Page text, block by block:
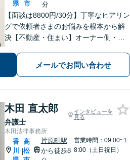
県 市 分
【面談は8800円/30分】丁寧なヒアリン
グで依頼者さまのお悩みを根本から解
決【不動産・住まい】オーナー側・借
遺言】他士業との連携でスピーディー
に解決します【夜間・休日相談可】
メールでお問い合わせ
木田 直太郎
弁護士
インタビューを
見る
木田法律事務所
香
川
|
高
松
片原町駅
から徒歩8
営業時間：09:00~1
8:00（土日祝日）